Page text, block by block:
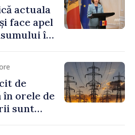
actuala
face apel
în
la
de
orele de
sunt